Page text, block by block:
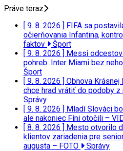
Práve teraz
[ 9. 8. 2026 ] FIFA sa
očierňovania Infantina,
faktov
Šport
[ 9. 8. 2026 ] Messi
pohreb. Inter Miami bez
Šport
[ 9. 8. 2026 ] Obnova Krásnej
chce hrad vrátiť do podoby
Správy
[ 9. 8. 2026 ] Mladí Slováci
ale nakoniec Fíni otočili –
[ 8. 8. 2026 ] Mesto otvorilo
klientov zariadenia pre
augusta – FOTO
Správy